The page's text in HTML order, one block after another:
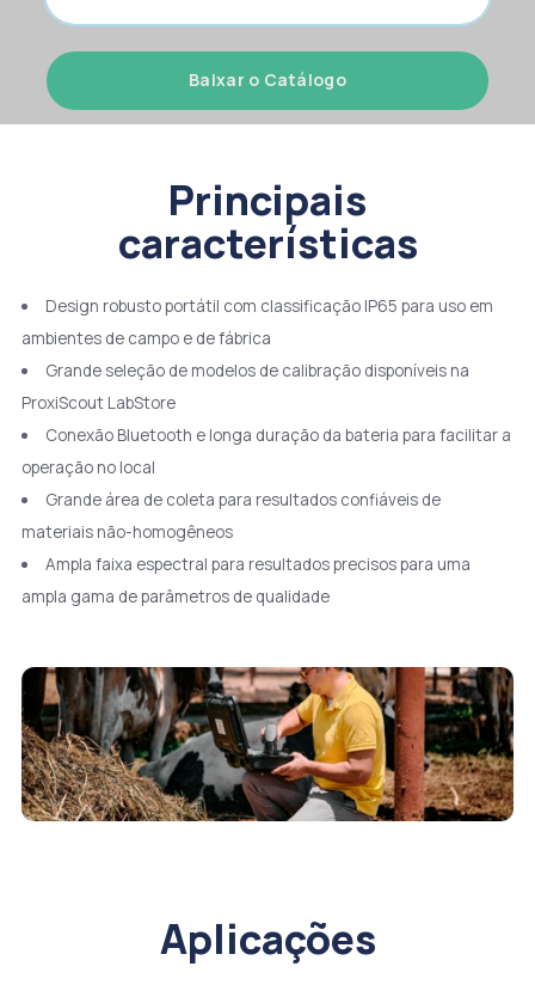
Baixar o Catálogo
Principais
características
Design robusto portátil com classificação IP65 para uso em
ambientes de campo e de fábrica
Grande seleção de modelos de calibração disponíveis na
ProxiScout LabStore
Conexão Bluetooth e longa duração da bateria para facilitar a
operação no local
Grande área de coleta para resultados confiáveis de
materiais não-homogêneos
Ampla faixa espectral para resultados precisos para uma
ampla gama de parâmetros de qualidade
Aplicações